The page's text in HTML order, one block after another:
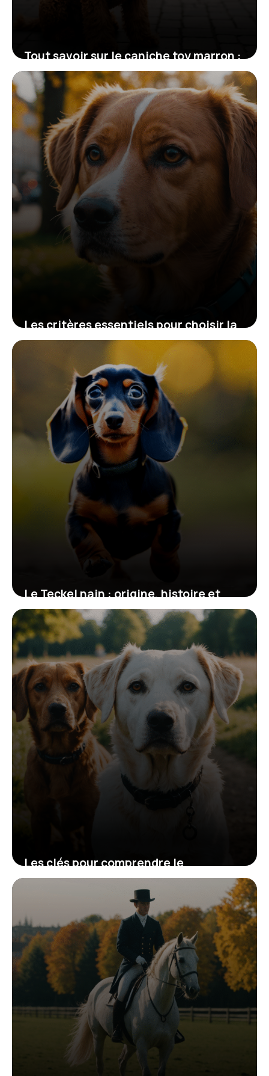
Tout savoir sur le caniche toy marron :
origine, caractéristiques et soins
27 novembre 2025
Les critères essentiels pour choisir la
laisse et le collier de votre chien
20 novembre 2025
Le Teckel nain : origine, histoire et
particularités de cette race de chien
17 novembre 2025
Les clés pour comprendre le
comportement des chiens selon leur
13 novembre 2025